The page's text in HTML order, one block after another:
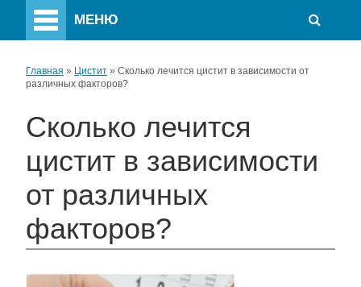
МЕНЮ
Главная » Цистит » Сколько лечится цистит в зависимости от
различных факторов?
Сколько лечится
цистит в зависимости
от различных
факторов?